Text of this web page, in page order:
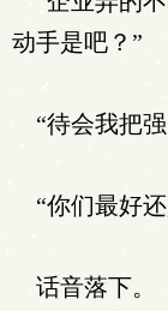
动手是吧？”
“待会我把强
“你们最好
话音落下。